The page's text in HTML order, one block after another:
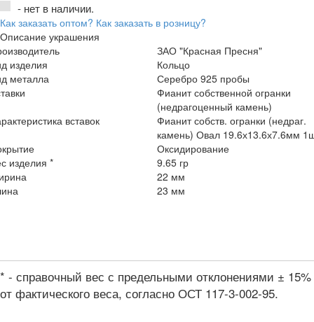
- нет в наличии.
Как заказать оптом? Как заказать в розницу?
Описание украшения
ЗАО "Красная Пресня"
изделия
Кольцо
металла
Серебро 925 пробы
Фианит собственной огранки
(недрагоценный камень)
вставок
Фианит собств. огранки (недраг.
камень) Овал 19.6х13.6х7.6мм
Оксидирование
изделия *
9.65 гр
22 мм
23 мм
* - справочный вес с предельными отклонениями ± 15%
от фактического веса, согласно ОСТ 117-3-002-95.